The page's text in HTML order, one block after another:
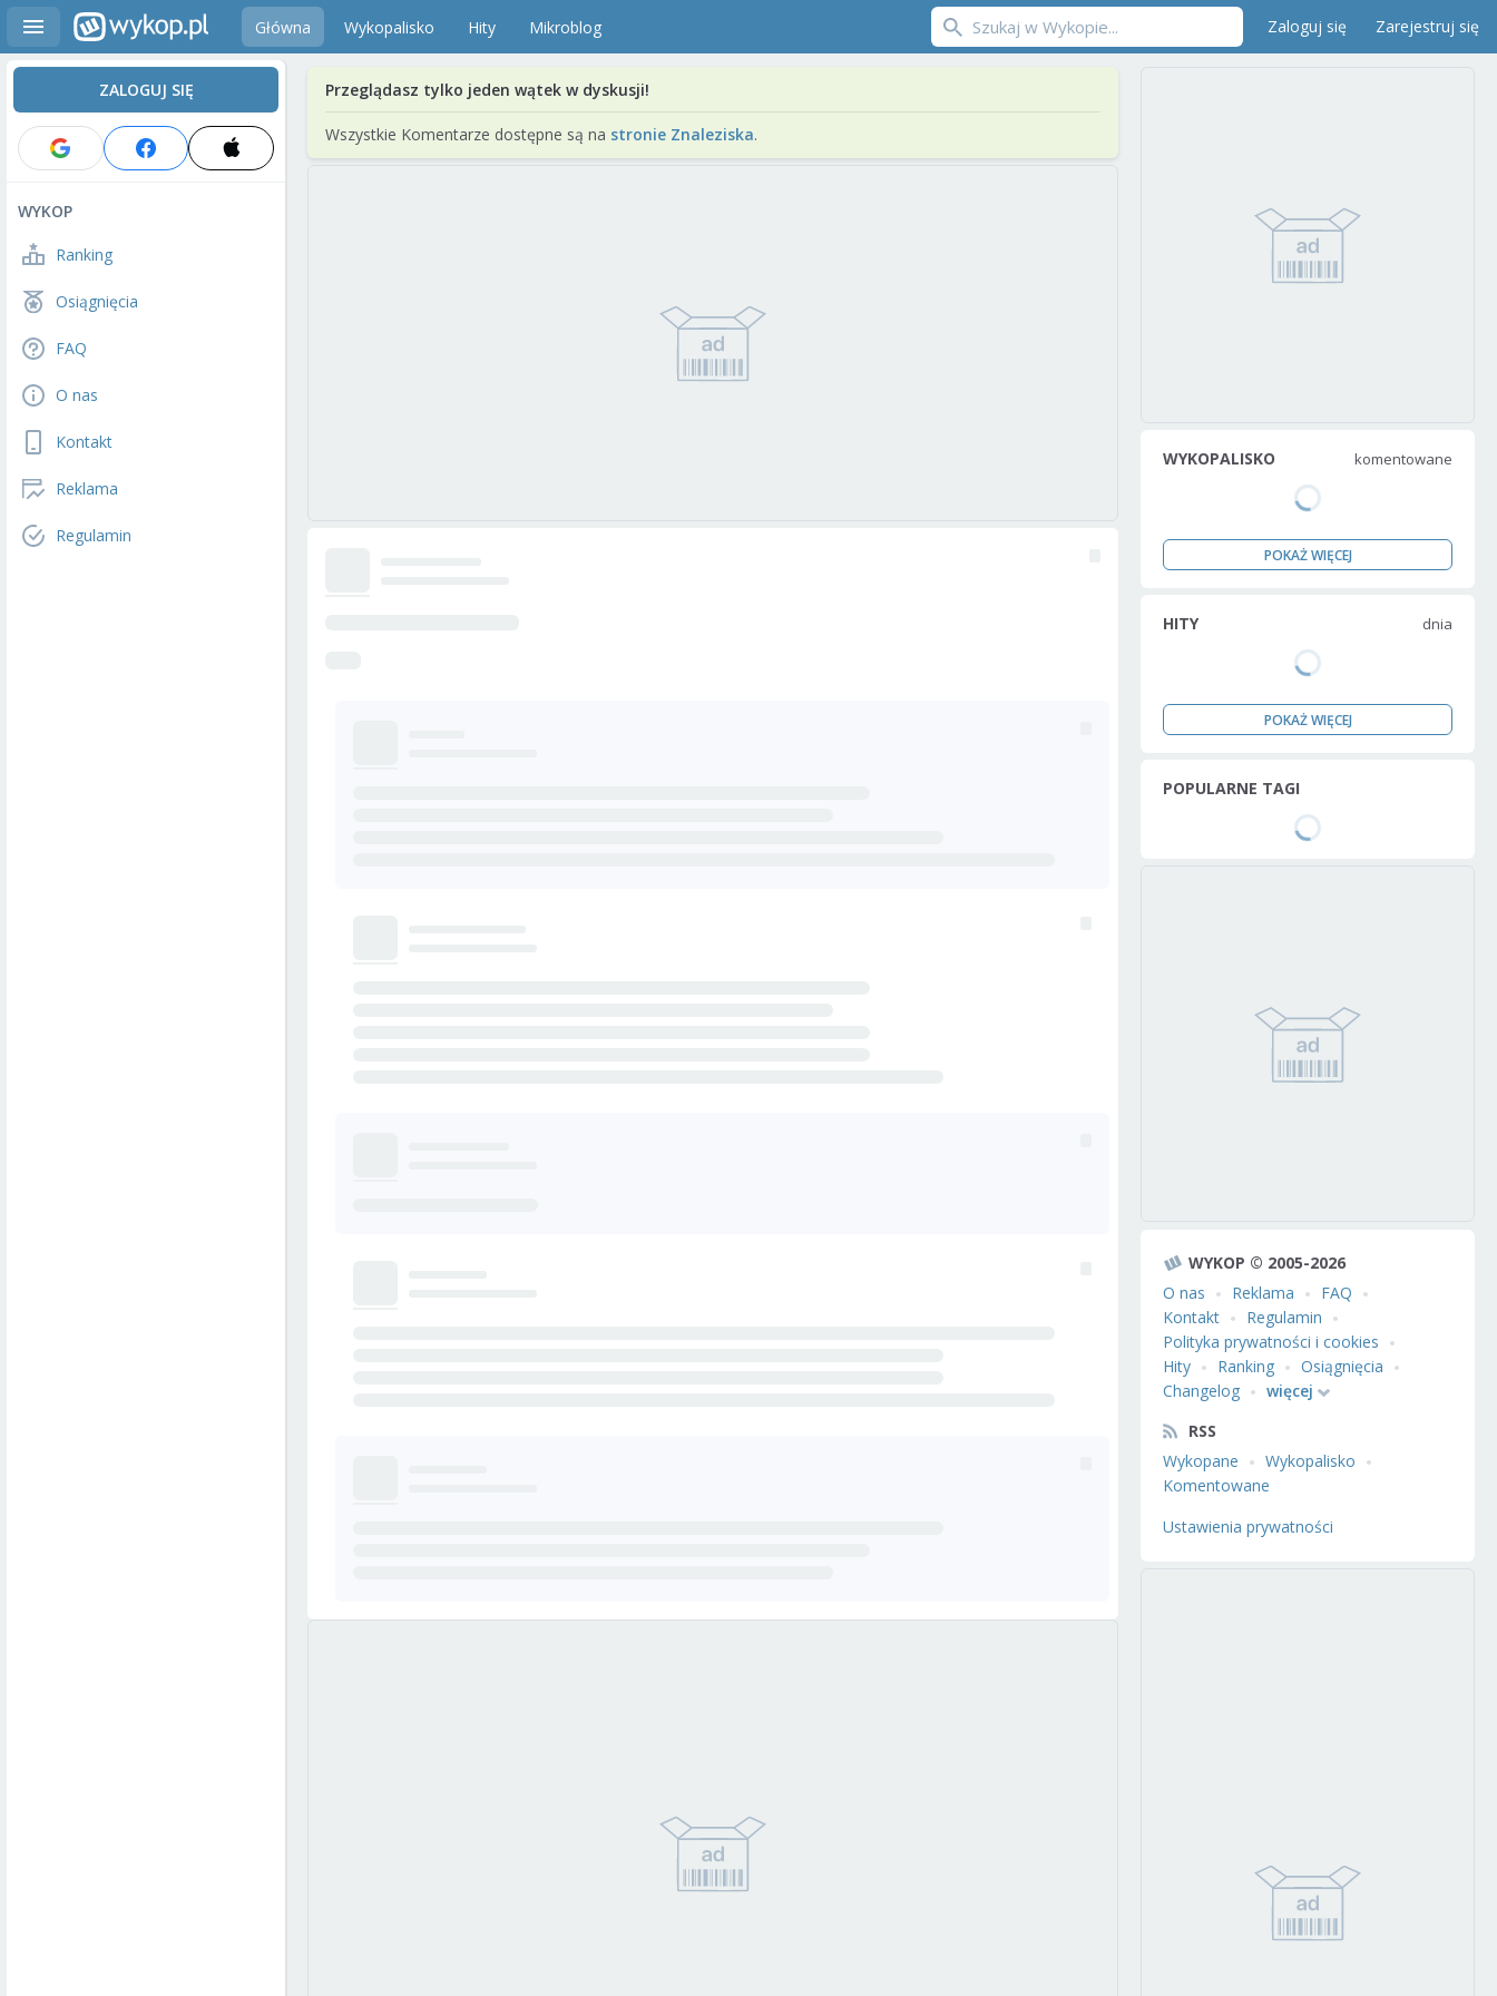
Główna Wykopalisko Hity Mikroblog Zaloguj się Zarejestruj się
ZALOGUJ SIĘ
WYKOP
Ranking
Osiągnięcia
FAQ
O nas
Kontakt
Reklama
Regulamin
Przeglądasz tylko jeden wątek w dyskusji!
Wszystkie Komentarze dostępne są na stronie Znaleziska.
WYKOPALISKO komentowane
POKAŻ WIĘCEJ
HITY dnia
POKAŻ WIĘCEJ
POPULARNE TAGI
WYKOP © 2005-2026
O nas
Reklama
FAQ
Kontakt
Regulamin
Polityka prywatności i cookies
Hity
Ranking
Osiągnięcia
Changelog
więcej
RSS
Wykopane
Wykopalisko
Komentowane
Ustawienia prywatności